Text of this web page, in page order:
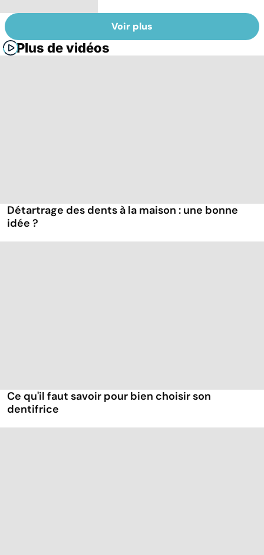
Voir plus
Plus de vidéos
Détartrage des dents à la maison : une bonne
idée ?
Ce qu'il faut savoir pour bien choisir son
dentifrice